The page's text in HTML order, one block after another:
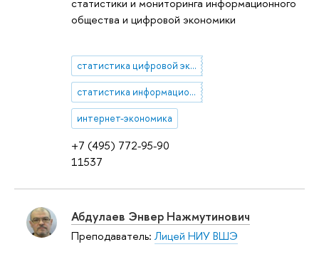
+7 (495) 772-95-90
11537
статистики и мониторинга информационного
общества и цифровой экономики
статистика цифровой экономики
статистика информационного общества
интернет-экономика
Абдулаев Энвер Нажмутинович
Преподаватель: Лицей НИУ ВШЭ